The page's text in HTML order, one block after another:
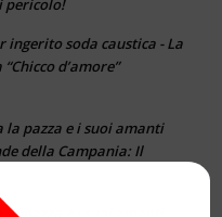
pericolo!
soda caustica - La
d’amore”
la pazza e i suoi amanti
della Campania: Il
pazza e i suoi amanti